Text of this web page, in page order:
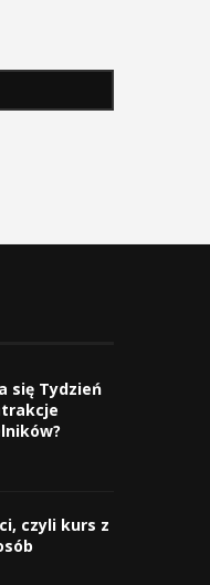
się Tydzień
czyli kurs z